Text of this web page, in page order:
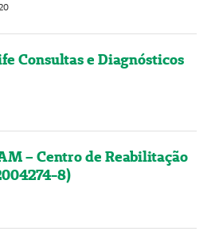
Consultas e Diagnósticos
– Centro de Reabilitação
8)